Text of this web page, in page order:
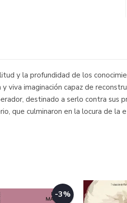
y la profundidad de los
viva imaginación capaz de
destinado a serlo contra sus
que culminaron en la locura de la
-3%